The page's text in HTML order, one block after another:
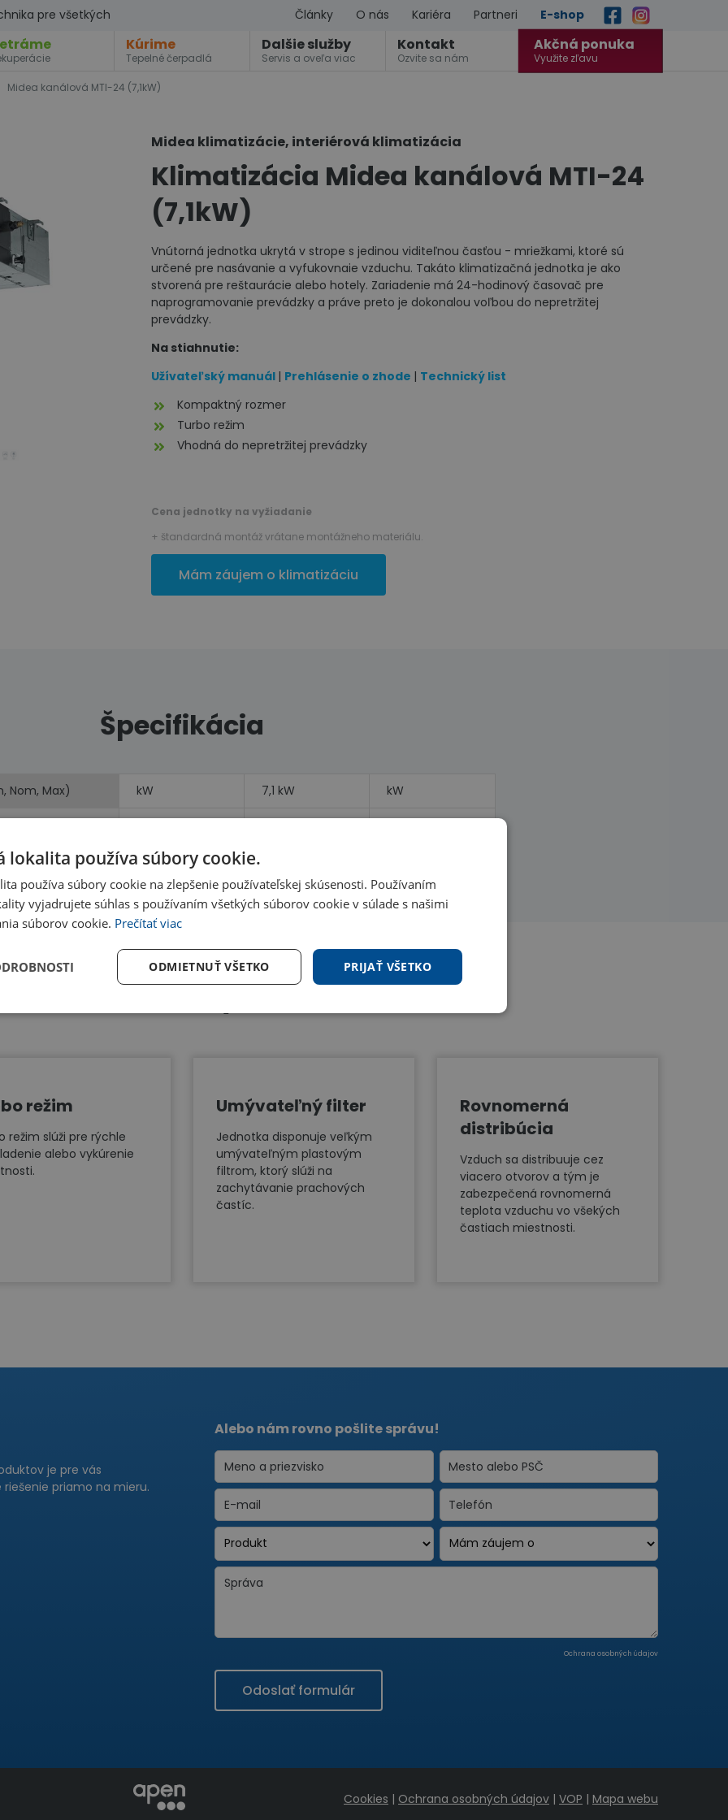
pre všetkých Články O nás Kariéra Partneri E-shop
Kúrime
Tepelné čerpadlá
Dalšie služby
Servis a oveľa viac
Kontakt
Ozvite sa nám
Akčná ponuka
Využite zľavu
Midea kanálová MTI-24 (7,1kW)
Midea klimatizácie, interiérová klimatizácia
Klimatizácia Midea kanálová MTI-24
(7,1kW)
Vnútorná jednotka ukrytá v strope s jedinou viditeľnou časťou - mriežkami, ktoré sú
určené pre nasávanie a vyfukovnaie vzduchu. Takáto klimatizačná jednotka je ako
stvorená pre reštaurácie alebo hotely. Zariadenie má 24-hodinový časovač pre
naprogramovanie prevádzky a práve preto je dokonalou voľbou do nepretržitej
prevádzky.
Na stiahnutie:
Užívateľský manuál | Prehlásenie o zhode | Technický list
Kompaktný rozmer
Turbo režim
Vhodná do nepretržitej prevádzky
Cena jednotky na vyžiadanie
+ štandardná montáž vrátane montážneho materiálu.
Mám záujem o klimatizáciu
Špecifikácia
Nom, Max) kW 7,1 kW kW
kW
režim
režim slúži pre rýchle
alebo vykúrenie
Umývateľný filter
Jednotka disponuje veľkým
umývateľným plastovým
filtrom, ktorý slúži na
zachytávanie prachových
častíc.
Rovnomerná
distribúcia
Vzduch sa distribuuje cez
viacero otvorov a tým je
zabezpečená rovnomerná
teplota vzduchu vo všekých
častiach miestnosti.
je pre vás
priamo na mieru.
Alebo nám rovno pošlite správu!
Ochrana osobných údajov
Odoslať formulár
Cookies | Ochrana osobných údajov | VOP | Mapa webu
lokalita používa súbory cookie.
používa súbory cookie na zlepšenie používateľskej skúsenosti. Používaním
vyjadrujete súhlas s používaním všetkých súborov cookie v súlade s našimi
súborov cookie. Prečítať viac
PRIJAŤ VŠETKO
ODMIETNUŤ VŠETKO